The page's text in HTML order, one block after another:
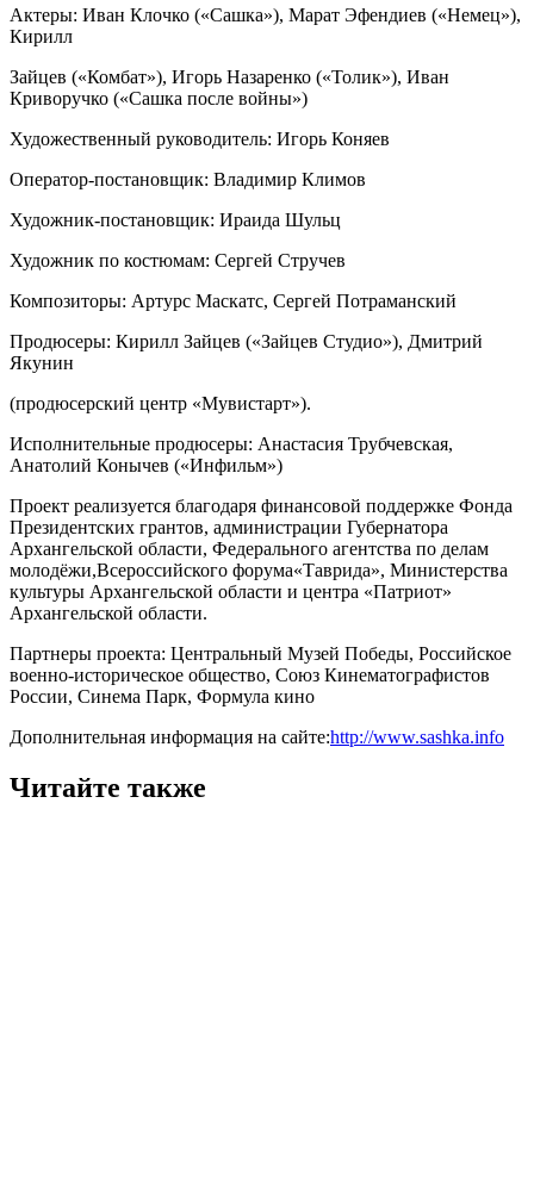
Актеры: Иван Клочко («Сашка»), Марат Эфендиев («Немец»),
Кирилл
Зайцев («Комбат»), Игорь Назаренко («Толик»), Иван
Криворучко («Сашка после войны»)
Художественный руководитель: Игорь Коняев
Оператор-постановщик: Владимир Климов
Художник-постановщик: Ираида Шульц
Художник по костюмам: Сергей Стручев
Композиторы: Артурс Маскатс, Сергей Потраманский
Продюсеры: Кирилл Зайцев («Зайцев Студио»), Дмитрий
Якунин
(продюсерский центр «Мувистарт»).
Исполнительные продюсеры: Анастасия Трубчевская,
Анатолий Конычев («Инфильм»)
Проект реализуется благодаря финансовой поддержке Фонда
Президентских грантов, администрации Губернатора
Архангельской области, Федерального агентства по делам
молодёжи,Всероссийского форума«Таврида», Министерства
культуры Архангельской области и центра «Патриот»
Архангельской области.
Партнеры проекта: Центральный Музей Победы, Российское
военно-историческое общество, Союз Кинематографистов
России, Синема Парк, Формула кино
Дополнительная информация на сайте:http://www.sashka.info
Читайте также